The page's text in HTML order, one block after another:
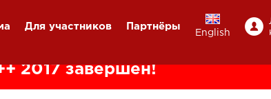
Для участников Партнёры
English
2017 завершён!